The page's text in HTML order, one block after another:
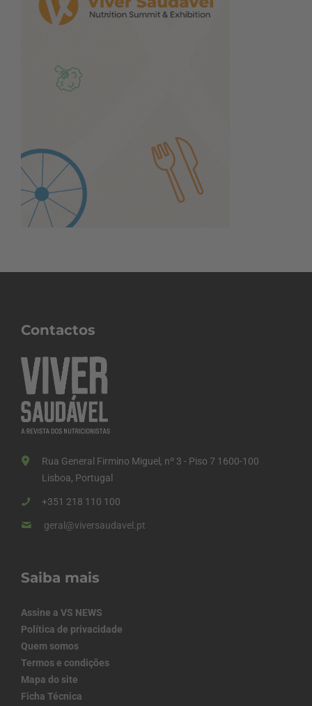
Contactos
Rua General Firmino Miguel, nº 3 - Piso 7 1600-100
Lisboa, Portugal
+351 218 110 100
geral@viversaudavel.pt
Saiba mais
Assine a VS NEWS
Política de privacidade
Quem somos
Termos e condições
Mapa do site
Ficha Técnica